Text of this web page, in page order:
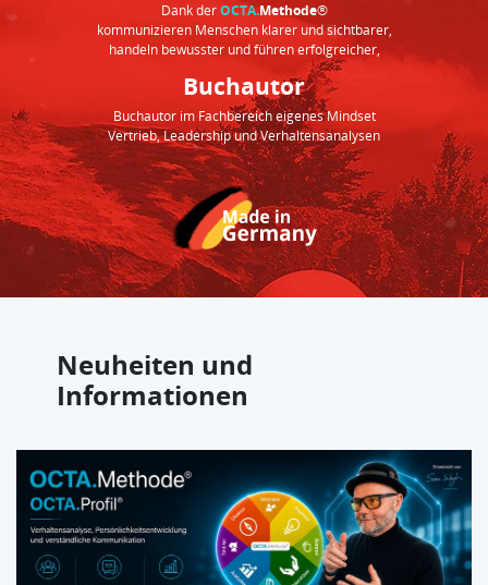
Dank derOCTA.Methode®
kommunizieren Menschen klarer und sichtbarer,
handeln bewusster und führen erfolgreicher,
Buchautor
Buchautor im Fachbereich eigenes Mindset
Vertrieb, Leadership und Verhaltensanalysen
Neuheiten und
Informationen